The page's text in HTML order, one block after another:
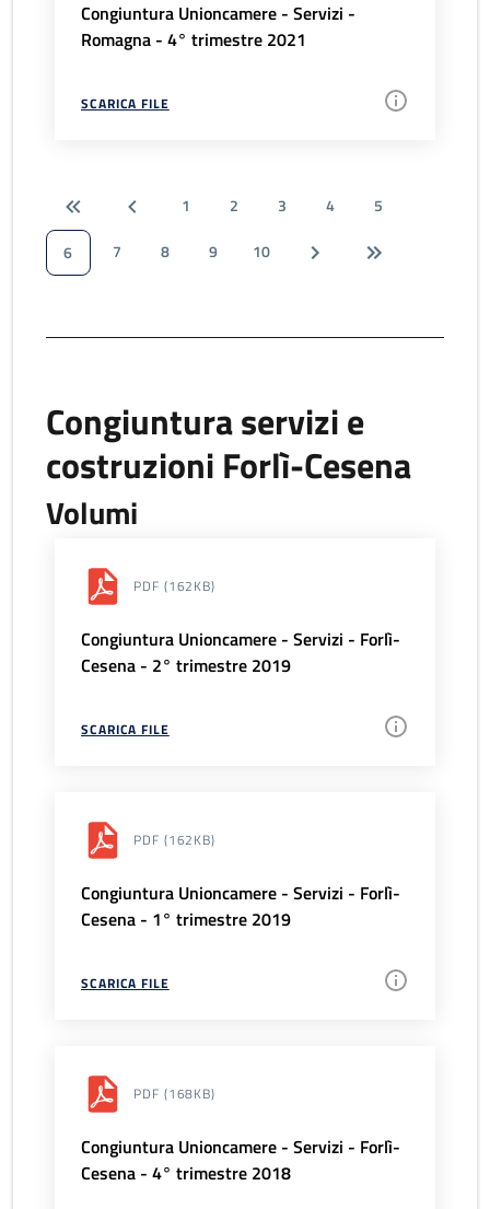
Congiuntura Unioncamere - Servizi -
Romagna - 4° trimestre 2021
SCARICA FILE
1 2 3 4
5
6
7 8 9 10
Congiuntura servizi e
costruzioni Forlì-Cesena
Volumi
PDF (162KB)
Congiuntura Unioncamere - Servizi - Forlì-
Cesena - 2° trimestre 2019
SCARICA FILE
PDF (162KB)
Congiuntura Unioncamere - Servizi - Forlì-
Cesena - 1° trimestre 2019
SCARICA FILE
PDF (168KB)
Congiuntura Unioncamere - Servizi - Forlì-
Cesena - 4° trimestre 2018